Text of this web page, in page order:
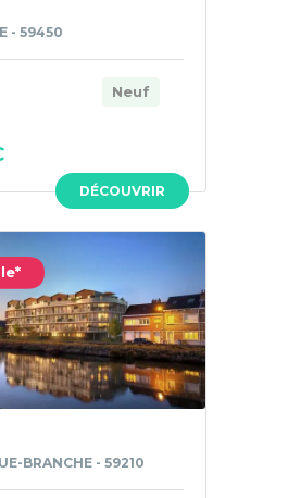
DÉCOUVRIR
- 59450
Neuf
BRANCHE - 59210